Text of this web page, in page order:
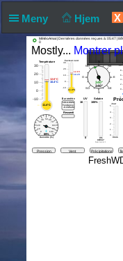
Meny Hjem X